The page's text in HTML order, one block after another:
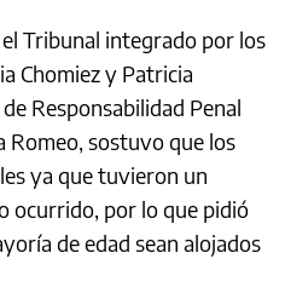
Tribunal integrado por los
Chomiez y Patricia
Responsabilidad Penal
Romeo, sostuvo que los
ya que tuvieron un
ocurrido, por lo que pidió
de edad sean alojados